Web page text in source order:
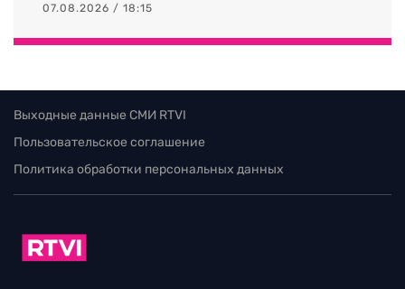
07.08.2026 / 18:15
Выходные данные СМИ RTVI
Пользовательское соглашение
Политика обработки персональных данных